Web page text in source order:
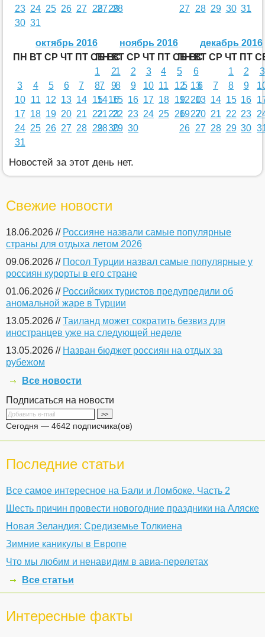
23 24 25 26 27 28
29
30 31
27 28
27
28 29 30 31
октябрь 2016
ПН ВТ СР ЧТ ПТ СБ ВС
1
2
3
4 5 6 7 8
9
10
11 12 13 14 15
16
17 18 19 20 21 22
23
24 25 26 27 28 29 30
31
ноябрь 2016
ПН ВТ СР ЧТ ПТ СБ ВС
1
2 3 4 5
6
7
8 9 10 11 12
13
14 15 16 17 18 19
20
21 22 23 24 25 26
27
28 29 30
декабрь 2016
ПН ВТ СР ЧТ ПТ
1
2
3
5
6 7 8 9
12 13 14 15 16
19 20 21 22 23
26 27 28 29 30
Новостей за этот день нет.
Свежие новости
18.06.2026 // Россияне назвали самые популярные
страны для отдыха летом 2026
09.06.2026 // Посол Турции назвал самые популярные у
россиян курорты в его стране
01.06.2026 // Российских туристов предупредили об
аномальной жаре в Турции
13.05.2026 //Таиланд может сократить безвиз для
иностранцев уже на следующей неделе
13.05.2026 // Назван бюджет россиян на отдых за
рубежом
Все новости
Подписаться на новости
Сегодня — 4642 подписчика(ов)
Последние статьи
Все самое интересное на Бали и Ломбоке. Часть 2
Шесть причин провести новогодние праздники на Аляске
Новая Зеландия: Средиземье Толкиена
Зимние каникулы в Европе
Что мы любим и ненавидим в авиа-перелетах
Все статьи
Интересные факты